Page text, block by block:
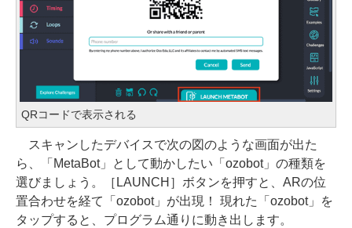
QRコードで表示される
スキャンしたデバイスで次の図のような画面が出た
ら、「MetaBot」として動かしたい「ozobot」の種類を
選びましょう。［LAUNCH］ボタンを押すと、ARの位
置合わせを経て「ozobot」が出現！ 現れた「ozobot」を
タップすると、プログラム通りに動き出します。